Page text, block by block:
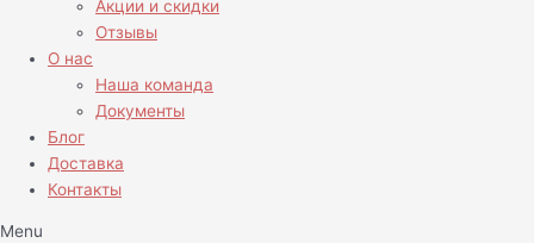
Акции и скидки
Отзывы
О нас
Наша команда
Документы
Блог
Доставка
Контакты
Menu